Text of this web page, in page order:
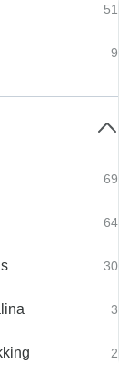
51
9
69
64
30
3
2